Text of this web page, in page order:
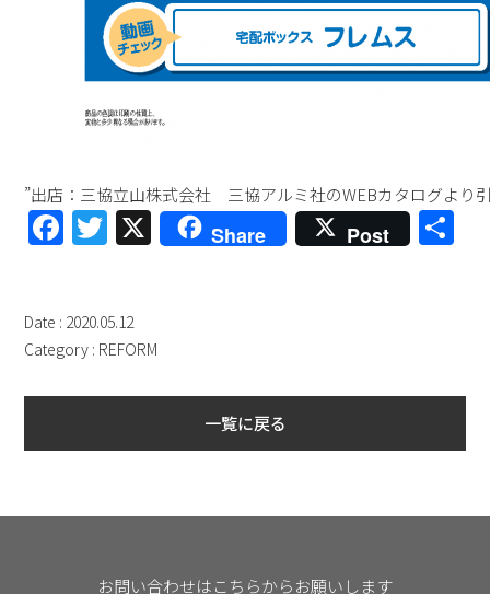
”出店：三協立山株式会社 三協アルミ社のWEBカタログより
Facebook
Twitter
X Share Post
Date : 2020.05.12
Category : REFORM
一覧に戻る
お問い合わせはこちらからお願いします